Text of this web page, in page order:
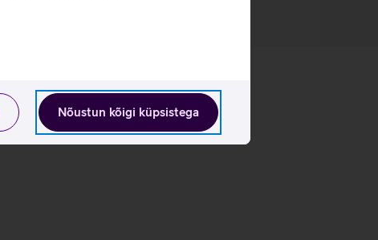
Nõustun kõigi küpsistega